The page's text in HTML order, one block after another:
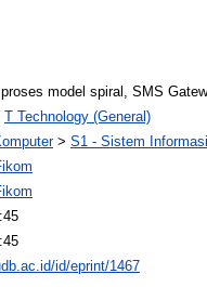
model spiral, SMS
T Technology (General)
> S1 - Sistem Informasi
id/eprint/1467